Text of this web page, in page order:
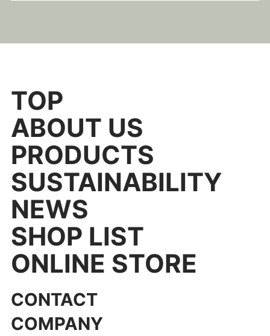
TOP
ABOUT US
PRODUCTS
SUSTAINABILITY
NEWS
SHOP LIST
ONLINE STORE
CONTACT
COMPANY